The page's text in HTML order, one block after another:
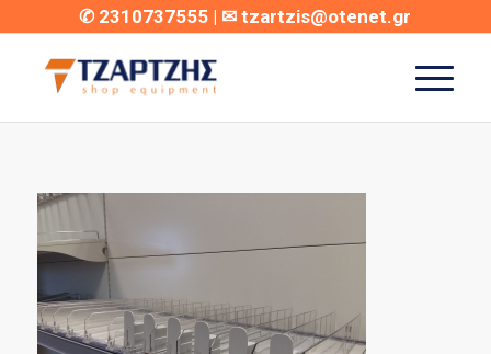
✆ 2310737555 | ✉tzartzis@otenet.gr